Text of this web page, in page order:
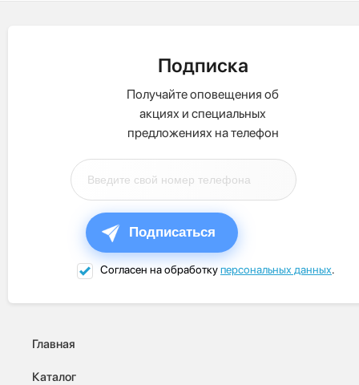
Подписка
Получайте оповещения об
акциях и специальных
предложениях на телефон
Подписаться
Согласен на обработкуперсональных данных.
Главная
Каталог